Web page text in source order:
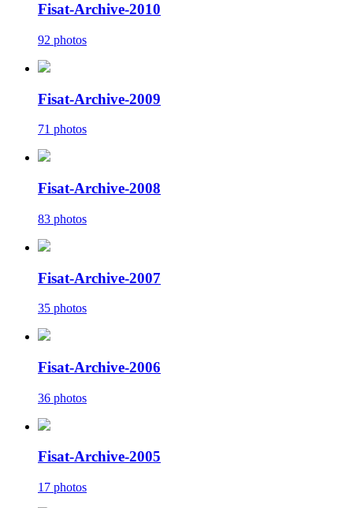
Fisat-Archive-2010
92 photos
Fisat-Archive-2009
71 photos
Fisat-Archive-2008
83 photos
Fisat-Archive-2007
35 photos
Fisat-Archive-2006
36 photos
Fisat-Archive-2005
17 photos